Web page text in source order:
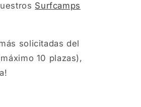
Surfcamps
solicitadas del
10 plazas),